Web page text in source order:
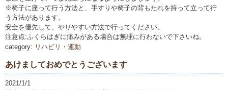
※椅子に座って行う方法と、手すりや椅子の背もたれを持って立って行
う方法があります。
安全を優先して、やりやすい方法で行ってください。
注意点:ふくらはぎに痛みがある場合は無理に行わないで下さいね。
category: リハビリ・運動
あけましておめでとうございます
2021/1/1